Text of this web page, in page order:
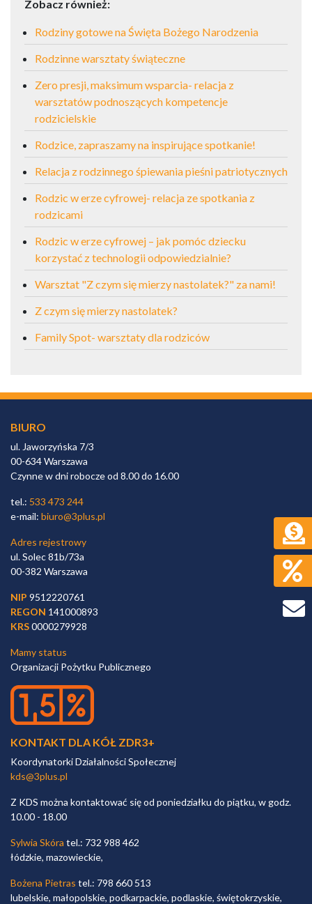
Zobacz również:
Rodziny gotowe na Święta Bożego Narodzenia
Rodzinne warsztaty świąteczne
Zero presji, maksimum wsparcia- relacja z
warsztatów podnoszących kompetencje
rodzicielskie
Rodzice, zapraszamy na inspirujące spotkanie!
Relacja z rodzinnego śpiewania pieśni patriotycznych
Rodzic w erze cyfrowej- relacja ze spotkania z
rodzicami
Rodzic w erze cyfrowej – jak pomóc dziecku
korzystać z technologii odpowiedzialnie?
Warsztat "Z czym się mierzy nastolatek?" za nami!
Z czym się mierzy nastolatek?
Family Spot- warsztaty dla rodziców
BIURO
ul. Jaworzyńska 7/3
00-634 Warszawa
Czynne w dni robocze od 8.00 do 16.00
tel.: 533 473 244
e-mail: biuro@3plus.pl
Adres rejestrowy
ul. Solec 81b/73a
00-382 Warszawa
NIP 9512220761
REGON 141000893
KRS0000279928
Mamy status
Organizacji Pożytku Publicznego
KONTAKT DLA KÓŁ ZDR3+
Koordynatorki Działalności Społecznej
kds@3plus.pl
Z KDS można kontaktować się od poniedziałku do piątku, w godz.
10.00 - 18.00
Sylwia Skóra tel.: 732 988 462
łódzkie, mazowieckie,
Bożena Pietras tel.: 798 660 513
lubelskie, małopolskie, podkarpackie, podlaskie, świętokrzyskie,